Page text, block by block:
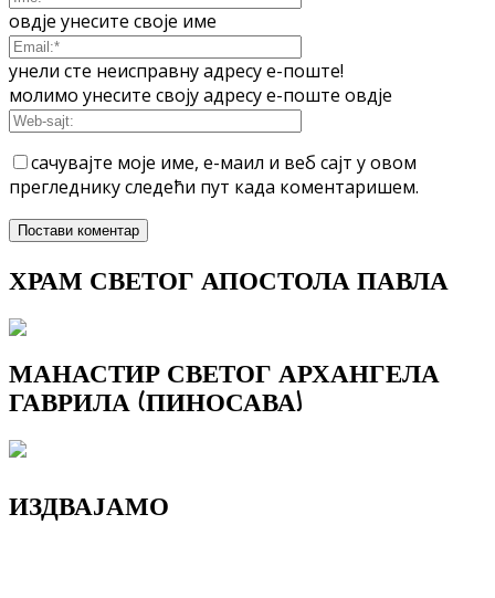
овдје унесите своје име
унели сте неисправну адресу е-поште!
молимо унесите своју адресу е-поште овдје
сачувајте моје име, е-маил и веб сајт у овом
прегледнику следећи пут када коментаришем.
ХРАМ СВЕТОГ АПОСТОЛА ПАВЛА
МАНАСТИР СВЕТОГ АРХАНГЕЛА
ГАВРИЛА (ПИНОСАВА)
ИЗДВАЈАМО